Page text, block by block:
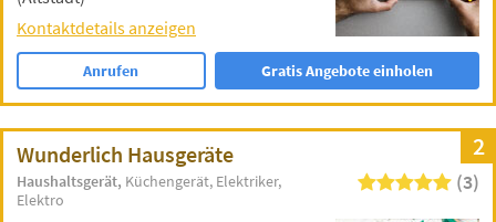
Kontaktdetails anzeigen
Anrufen Gratis Angebote einholen
2
Wunderlich Hausgeräte
Haushaltsgerät Küchengerät Elektriker
Elektro
(3)